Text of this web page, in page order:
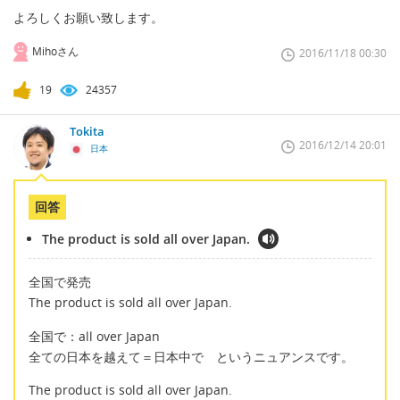
よろしくお願い致します。
Mihoさん 2016/11/18 00:30
19 24357
Tokita
日本 2016/12/14 20:01
回答
The product is sold all over Japan.
全国で発売
The product is sold all over Japan.
全国で：all over Japan
全ての日本を越えて＝日本中で というニュアンスです。
The product is sold all over Japan.